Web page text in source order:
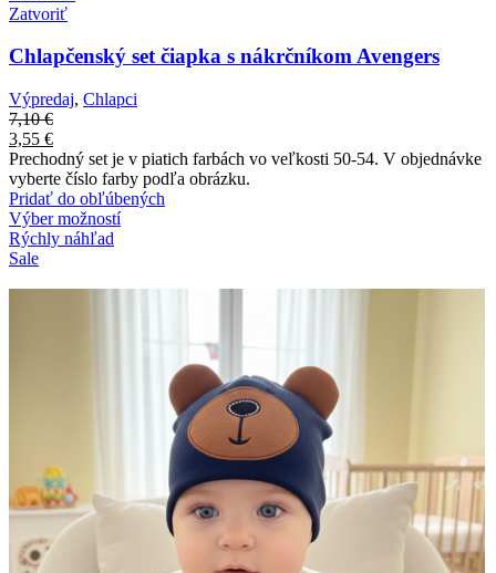
Zatvoriť
Chlapčenský set čiapka s nákrčníkom Avengers
Výpredaj, Chlapci
7,10€
3,55 €
Prechodný set je v piatich farbách vo veľkosti 50-54. V objednávke
vyberte číslo farby podľa obrázku.
Pridať do obľúbených
Výber možností
Rýchly náhľad
Sale